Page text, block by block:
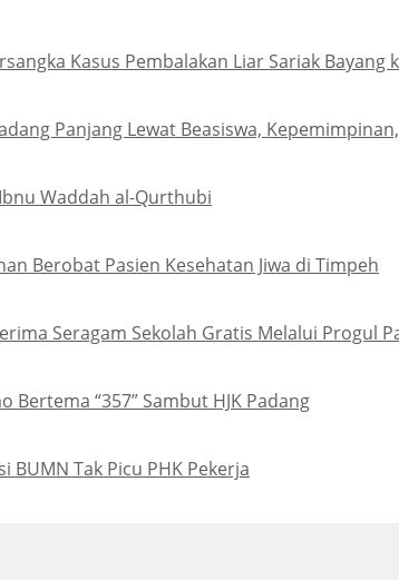
Kasus Pembalakan Liar Sariak Bayang
Panjang Lewat Beasiswa,
Waddah al-Qurthubi
Berobat Pasien Kesehatan Jiwa di Timpeh
Seragam Sekolah Gratis Melalui Progul
“357” Sambut HJK Padang
Tak Picu PHK Pekerja